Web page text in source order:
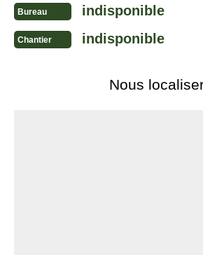
Bureau indisponible
Chantier indisponible
Nous